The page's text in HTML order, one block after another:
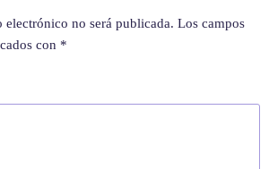
electrónico no será publicada. Los campos
con *